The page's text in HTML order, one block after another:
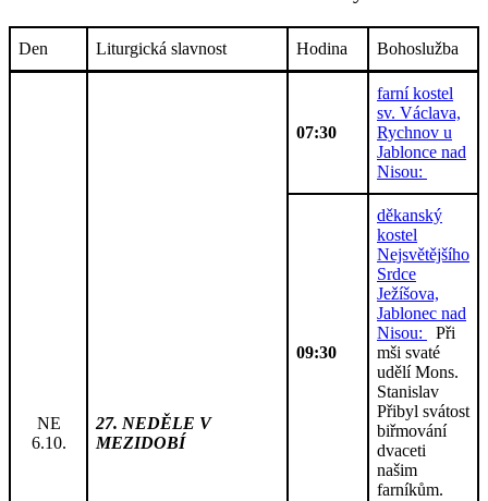
Den Liturgická slavnost Hodina Bohoslužba
NE
6.10.
27. NEDĚLE V
MEZIDOBÍ
07:30
farní kostel
sv. Václava,
Rychnov u
Jablonce nad
Nisou:
09:30
děkanský
kostel
Nejsvětějšího
Srdce
Ježíšova,
Jablonec nad
Nisou:
Při
mši svaté
udělí Mons.
Stanislav
Přibyl svátost
biřmování
dvaceti
našim
farníkům.